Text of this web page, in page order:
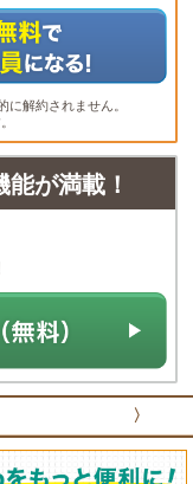
解約されません。
が満載！
〉